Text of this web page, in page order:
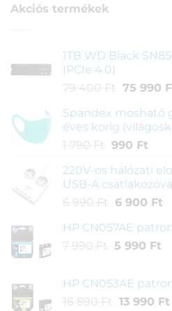
Akciós termékek
1TB WD Black
(PCIe 4.0)
79 400 Ft
Original
was:
79
400 Ft.
75 990
Spandex mosható
éves korig
1 790 Ft
Original
was:
1
790 Ft.
990 Ft
is:
990
220V-os hálózati
USB-A
6 990 Ft
Original
was:
6
6 900 Ft
is:
HP CN057AE
7 990 Ft
Original
7
990 Ft.
5 990 Ft
5
HP CN053AE
16 890 Ft
Original
13 990 Ft